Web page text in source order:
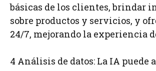
básicas de los clientes, brindar
sobre productos y servicios, y
24/7, mejorando la experiencia
4 Análisis de datos: La IA puede